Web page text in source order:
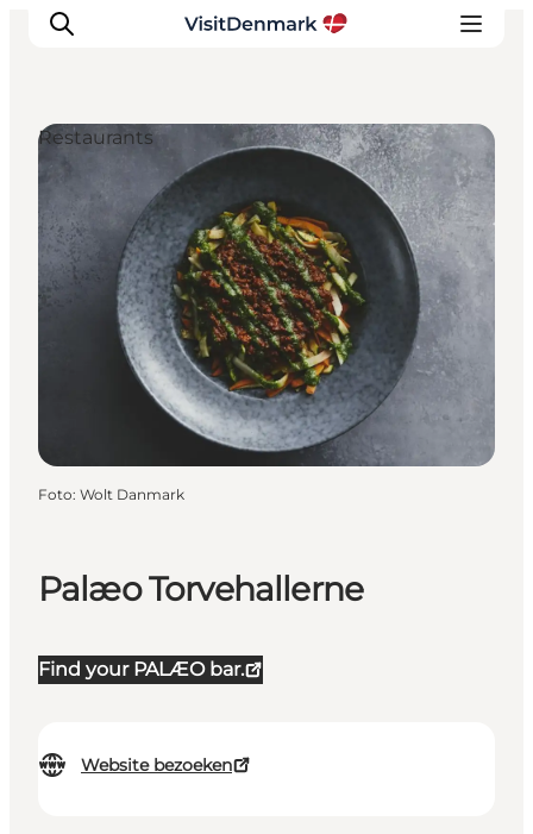
Inspiratie
Bestemmingen
Wat te doen
Accommodaties
Plan je reis
Palæo Torvehallerne
Find your PALÆO bar.
Website bezoeken
Restaurants
Foto: Wolt Danmark